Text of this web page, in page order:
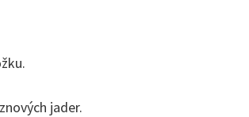
jader.